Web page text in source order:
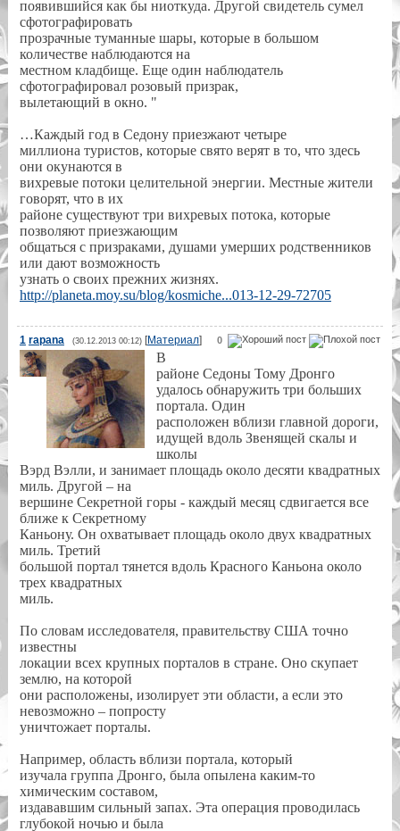
появившийся как бы ниоткуда. Другой свидетель сумел
сфотографировать
прозрачные туманные шары, которые в большом
количестве наблюдаются на
местном кладбище. Еще один наблюдатель
сфотографировал розовый призрак,
вылетающий в окно. "
…Каждый год в Седону приезжают четыре
миллиона туристов, которые свято верят в то, что здесь
они окунаются в
вихревые потоки целительной энергии. Местные жители
говорят, что в их
районе существуют три вихревых потока, которые
позволяют приезжающим
общаться с призраками, душами умерших родственников
или дают возможность
узнать о своих прежних жизнях.
http://planeta.moy.su/blog/kosmiche...013-12-29-72705
0
1 rapana (30.12.2013 00:12)[Материал]
В
районе Седоны Тому Дронго
удалось обнаружить три больших
портала. Один
расположен вблизи главной дороги,
идущей вдоль Звенящей скалы и
школы
Вэрд Вэлли, и занимает площадь около десяти квадратных
миль. Другой – на
вершине Секретной горы - каждый месяц сдвигается все
ближе к Секретному
Каньону. Он охватывает площадь около двух квадратных
миль. Третий
большой портал тянется вдоль Красного Каньона около
трех квадратных
миль.
По словам исследователя, правительству США точно
известны
локации всех крупных порталов в стране. Оно скупает
землю, на которой
они расположены, изолирует эти области, а если это
невозможно – попросту
уничтожает порталы.
Например, область вблизи портала, который
изучала группа Дронго, была опылена каким-то
химическим составом,
издававшим сильный запах. Эта операция проводилась
глубокой ночью и была